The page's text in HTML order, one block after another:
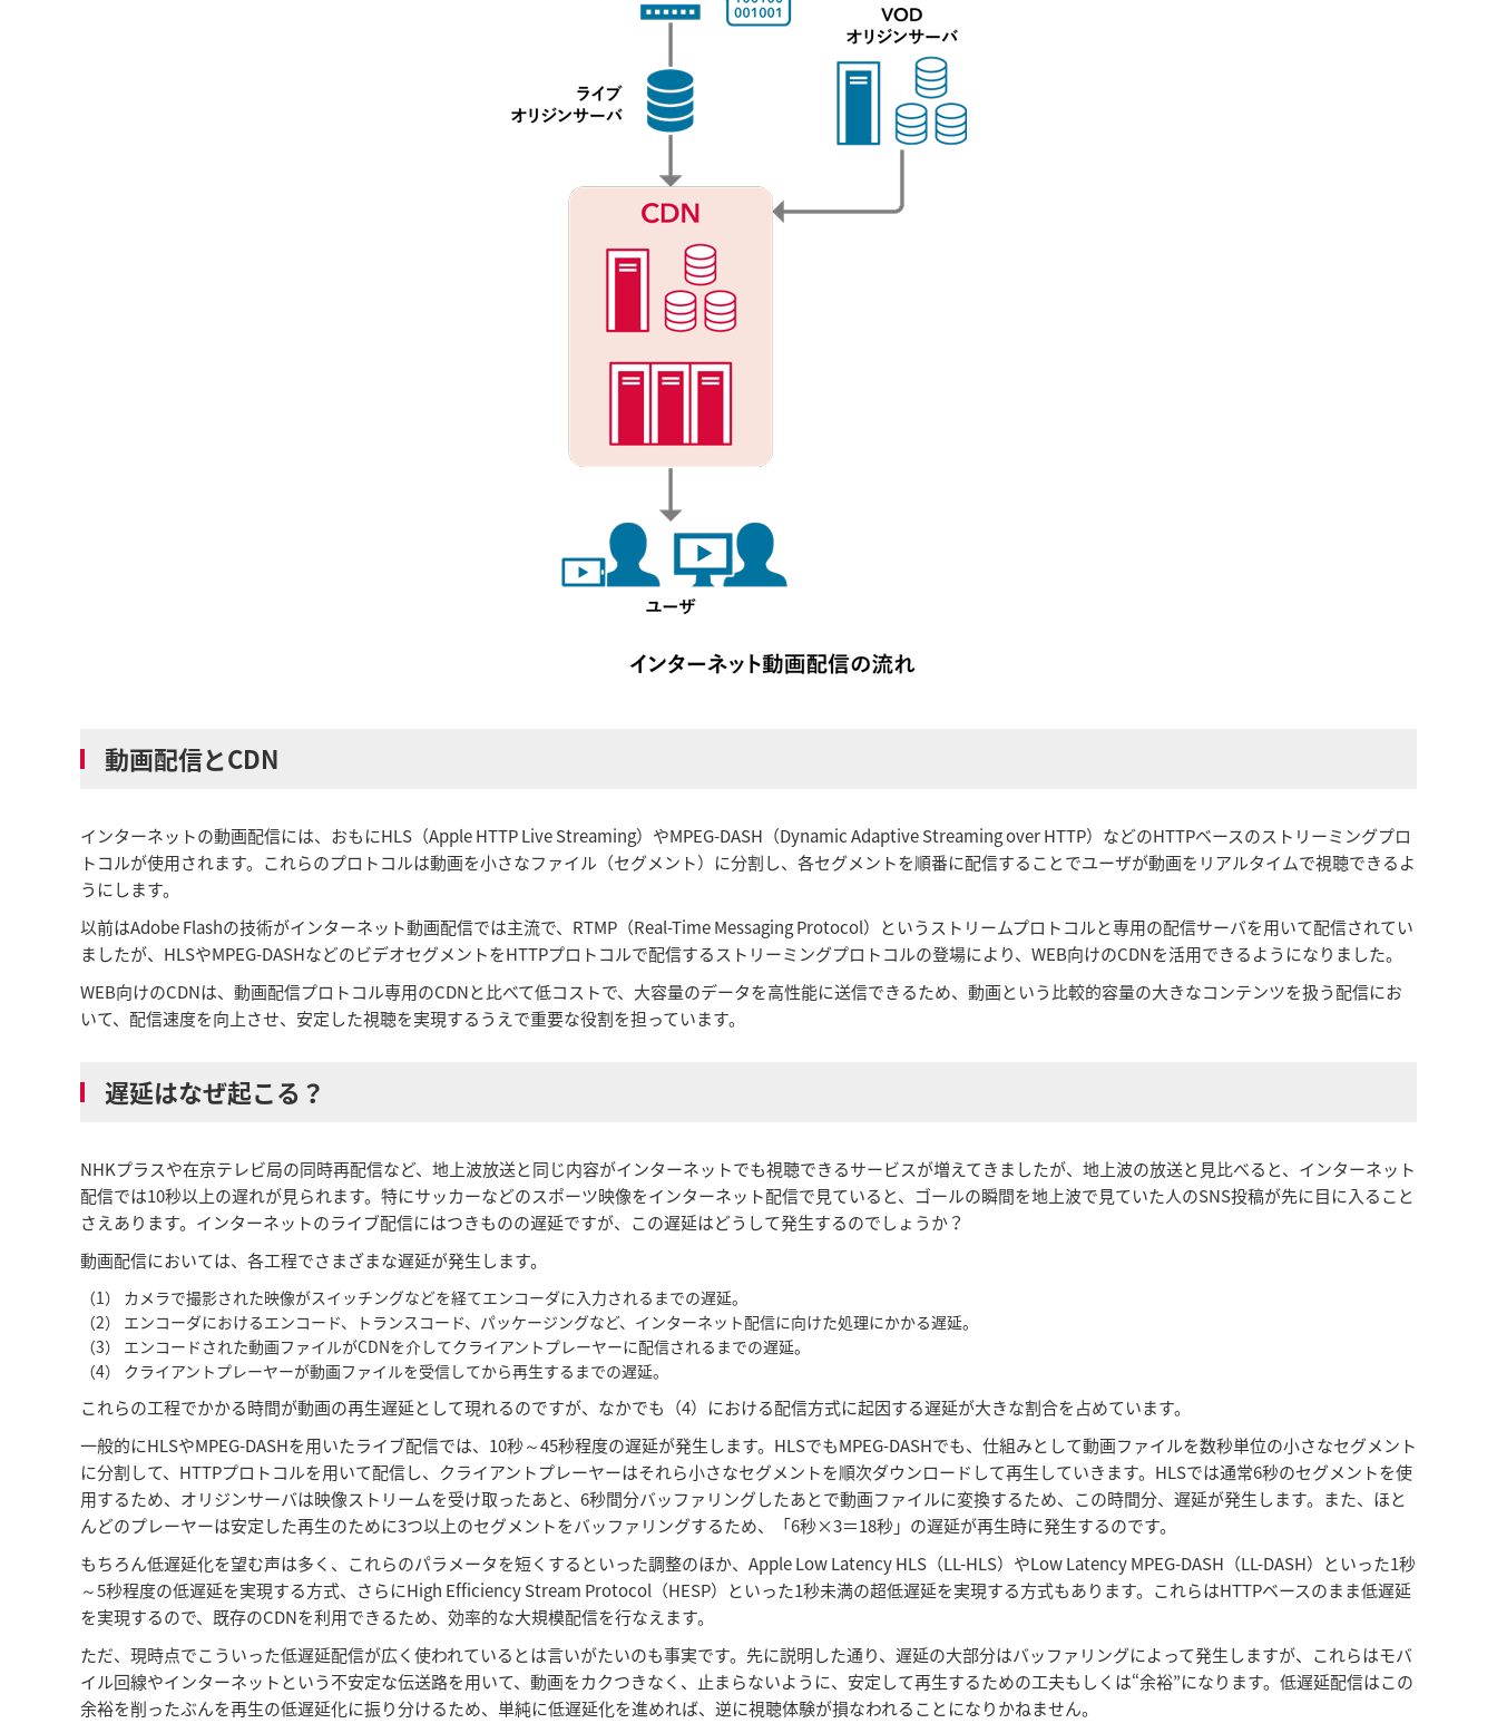
動画配信とCDN
インターネットの動画配信には、おもにHLS（Apple HTTP Live Streaming）やMPEG-DASH（Dynamic Adaptive Streaming over HTTP）などのHTTPベースのストリーミングプロ
トコルが使用されます。これらのプロトコルは動画を小さなファイル（セグメント）に分割し、各セグメントを順番に配信することでユーザが動画をリアルタイムで視聴できるよ
うにします。
以前はAdobe Flashの技術がインターネット動画配信では主流で、RTMP（Real-Time Messaging Protocol）というストリームプロトコルと専用の配信サーバを用いて配信されてい
ましたが、HLSやMPEG-DASHなどのビデオセグメントをHTTPプロトコルで配信するストリーミングプロトコルの登場により、WEB向けのCDNを活用できるようになりました。
WEB向けのCDNは、動画配信プロトコル専用のCDNと比べて低コストで、大容量のデータを高性能に送信できるため、動画という比較的容量の大きなコンテンツを扱う配信にお
いて、配信速度を向上させ、安定した視聴を実現するうえで重要な役割を担っています。
遅延はなぜ起こる？
NHKプラスや在京テレビ局の同時再配信など、地上波放送と同じ内容がインターネットでも視聴できるサービスが増えてきましたが、地上波の放送と見比べると、インターネット
配信では10秒以上の遅れが見られます。特にサッカーなどのスポーツ映像をインターネット配信で見ていると、ゴールの瞬間を地上波で見ていた人のSNS投稿が先に目に入ること
さえあります。インターネットのライブ配信にはつきものの遅延ですが、この遅延はどうして発生するのでしょうか？
動画配信においては、各工程でさまざまな遅延が発生します。
（1）
カメラで撮影された映像がスイッチングなどを経てエンコーダに入力されるまでの遅延。
（2）
エンコーダにおけるエンコード、トランスコード、パッケージングなど、インターネット配信に向けた処理にかかる遅延。
（3）
エンコードされた動画ファイルがCDNを介してクライアントプレーヤーに配信されるまでの遅延。
（4）
クライアントプレーヤーが動画ファイルを受信してから再生するまでの遅延。
これらの工程でかかる時間が動画の再生遅延として現れるのですが、なかでも（4）における配信方式に起因する遅延が大きな割合を占めています。
一般的にHLSやMPEG-DASHを用いたライブ配信では、10秒～45秒程度の遅延が発生します。HLSでもMPEG-DASHでも、仕組みとして動画ファイルを数秒単位の小さなセグメント
に分割して、HTTPプロトコルを用いて配信し、クライアントプレーヤーはそれら小さなセグメントを順次ダウンロードして再生していきます。HLSでは通常6秒のセグメントを使
用するため、オリジンサーバは映像ストリームを受け取ったあと、6秒間分バッファリングしたあとで動画ファイルに変換するため、この時間分、遅延が発生します。また、ほと
んどのプレーヤーは安定した再生のために3つ以上のセグメントをバッファリングするため、「6秒×3＝18秒」の遅延が再生時に発生するのです。
もちろん低遅延化を望む声は多く、これらのパラメータを短くするといった調整のほか、Apple Low Latency HLS（LL-HLS）やLow Latency MPEG-DASH（LL-DASH）といった1秒
～5秒程度の低遅延を実現する方式、さらにHigh Efficiency Stream Protocol（HESP）といった1秒未満の超低遅延を実現する方式もあります。これらはHTTPベースのまま低遅延
を実現するので、既存のCDNを利用できるため、効率的な大規模配信を行なえます。
ただ、現時点でこういった低遅延配信が広く使われているとは言いがたいのも事実です。先に説明した通り、遅延の大部分はバッファリングによって発生しますが、これらはモバ
イル回線やインターネットという不安定な伝送路を用いて、動画をカクつきなく、止まらないように、安定して再生するための工夫もしくは“余裕”になります。低遅延配信はこの
余裕を削ったぶんを再生の低遅延化に振り分けるため、単純に低遅延化を進めれば、逆に視聴体験が損なわれることになりかねません。